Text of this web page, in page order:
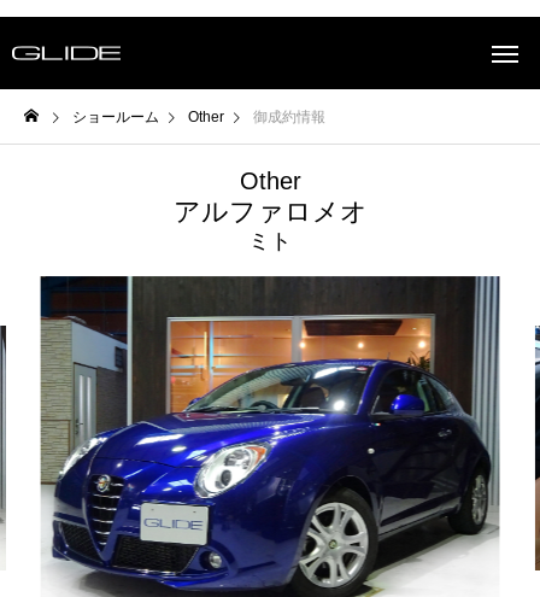
ショールーム Other 御成約情報
Other
アルファロメオ
ミト